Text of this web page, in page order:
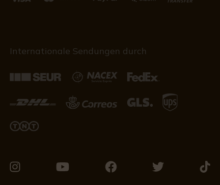
Internationale Sendungen durch